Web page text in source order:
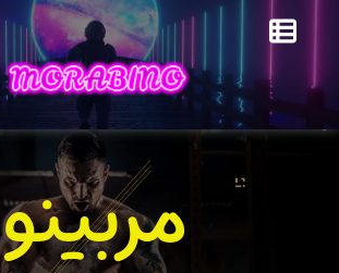
مربینو